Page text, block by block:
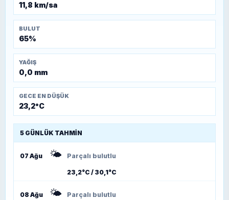
11,8 km/sa
BULUT
65%
YAĞIŞ
0,0 mm
GECE EN DÜŞÜK
23,2°C
5 GÜNLÜK TAHMIN
07 Ağu 🌤️ Parçalı bulutlu
23,2°C / 30,1°C
08 Ağu 🌤️ Parçalı bulutlu